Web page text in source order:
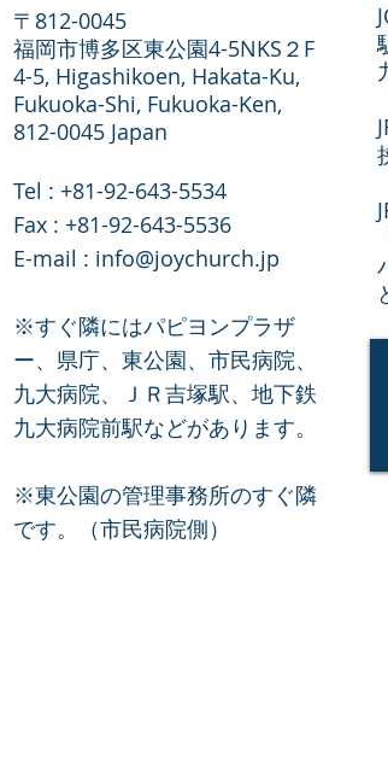
〒812-0045
福岡市博多区東公園4-5NKS２F
4-5, Higashikoen, Hakata-Ku,
Fukuoka-Shi, Fukuoka-Ken,
812-0045 Japan
Tel : +81-92-643-5534
​Fax : +81-92-643-5536
E-mail : info@joychurch.jp
※すぐ隣にはパピヨンプラザ
ー、県庁、東公園、市民病院、
九大病院、ＪＲ吉塚駅、地下鉄
九大病院前駅などがあります。
※東公園の管理事務所のすぐ隣
です。（市民病院側）